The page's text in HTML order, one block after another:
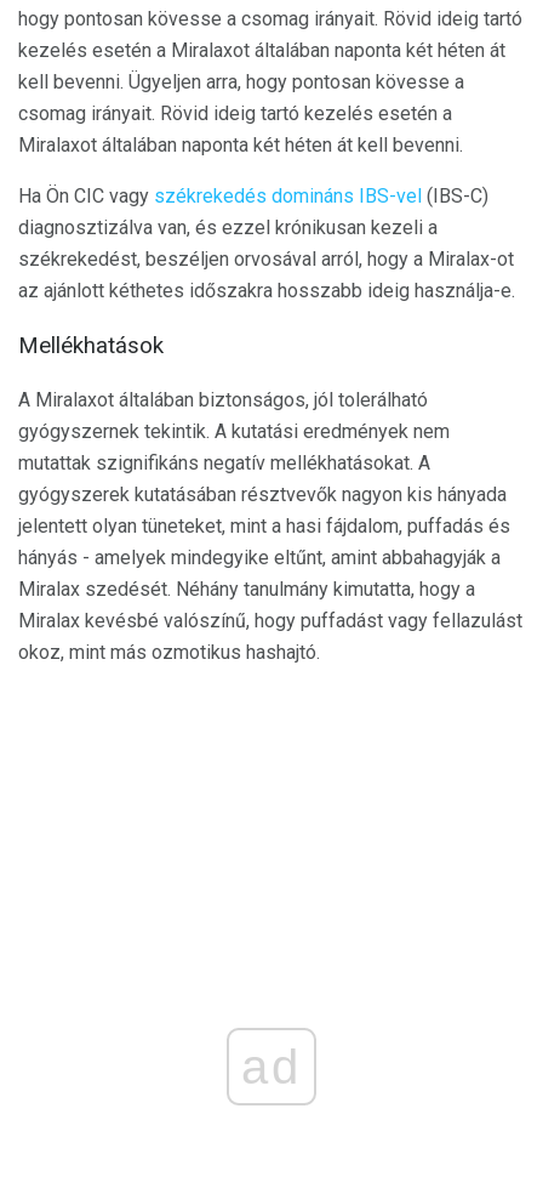
hogy pontosan kövesse a csomag irányait. Rövid ideig tartó
kezelés esetén a Miralaxot általában naponta két héten át
kell bevenni. Ügyeljen arra, hogy pontosan kövesse a
csomag irányait. Rövid ideig tartó kezelés esetén a
Miralaxot általában naponta két héten át kell bevenni.
Ha Ön CIC vagy székrekedés domináns IBS-vel (IBS-C)
diagnosztizálva van, és ezzel krónikusan kezeli a
székrekedést, beszéljen orvosával arról, hogy a Miralax-ot
az ajánlott kéthetes időszakra hosszabb ideig használja-e.
Mellékhatások
A Miralaxot általában biztonságos, jól tolerálható
gyógyszernek tekintik. A kutatási eredmények nem
mutattak szignifikáns negatív mellékhatásokat. A
gyógyszerek kutatásában résztvevők nagyon kis hányada
jelentett olyan tüneteket, mint a hasi fájdalom, puffadás és
hányás - amelyek mindegyike eltűnt, amint abbahagyják a
Miralax szedését. Néhány tanulmány kimutatta, hogy a
Miralax kevésbé valószínű, hogy puffadást vagy fellazulást
okoz, mint más ozmotikus hashajtó.
ad